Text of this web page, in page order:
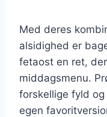
Med deres
alsidighed er
fetaost en ret,
middagsmenu.
forskellige fyld
egen